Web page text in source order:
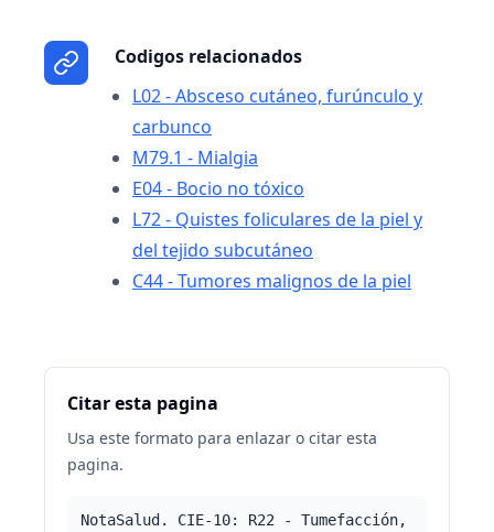
Codigos relacionados
L02 - Absceso cutáneo, furúnculo y
carbunco
M79.1 - Mialgia
E04 - Bocio no tóxico
L72 - Quistes foliculares de la piel y
del tejido subcutáneo
C44 - Tumores malignos de la piel
Citar esta pagina
Usa este formato para enlazar o citar esta
pagina.
NotaSalud. CIE-10: R22 - Tumefacción,